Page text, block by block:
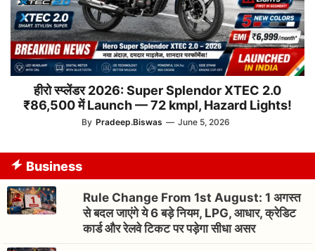
हीरो स्प्लेंडर 2026: Super Splendor XTEC 2.0
₹86,500 में Launch — 72 kmpl, Hazard Lights!
By Pradeep.Biswas — June 5, 2026
Business
Rule Change From 1st August: 1 अगस्त
से बदल जाएंगे ये 6 बड़े नियम, LPG, आधार, क्रेडिट
कार्ड और रेलवे टिकट पर पड़ेगा सीधा असर